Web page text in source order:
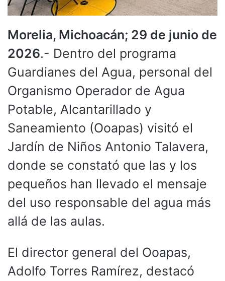
Morelia, Michoacán; 29 de junio de
2026.- Dentro del programa
Guardianes del Agua, personal del
Organismo Operador de Agua
Potable, Alcantarillado y
Saneamiento (Ooapas) visitó el
Jardín de Niños Antonio Talavera,
donde se constató que las y los
pequeños han llevado el mensaje
del uso responsable del agua más
allá de las aulas.
El director general del Ooapas,
Adolfo Torres Ramírez, destacó